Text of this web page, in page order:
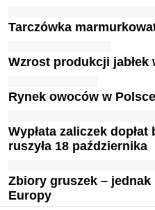
Tarczówka
Wzrost produkcji jabłek
Rynek owoców w Polsce
Wypłata zaliczek
ruszyła 18 października
Zbiory gruszek – jednak
Europy